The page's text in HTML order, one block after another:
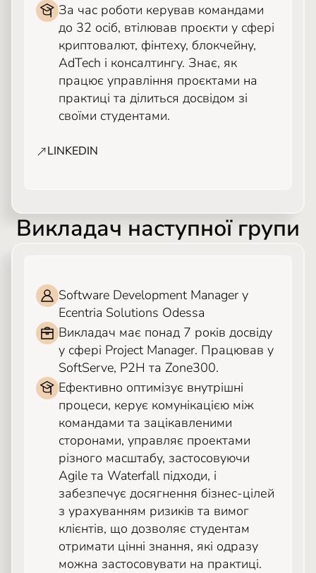
За час роботи керував командами
до 32 осіб, втілював проєкти у сфері
криптовалют, фінтеху, блокчейну,
AdTech і консалтингу. Знає, як
працює управління проєктами на
практиці та ділиться досвідом зі
своїми студентами.
LINKEDIN
Викладач наступної групи
Software Development Manager у
Ecentria Solutions Odessa
Викладач має понад 7 років досвіду
у сфері Project Manager. Працював у
SoftServe, P2H та Zone300.
Ефективно оптимізує внутрішні
процеси, керує комунікацією між
командами та зацікавленими
сторонами, управляє проектами
різного масштабу, застосовуючи
Agile та Waterfall підходи, і
забезпечує досягнення бізнес-цілей
з урахуванням ризиків та вимог
клієнтів, що дозволяє студентам
отримати цінні знання, які одразу
можна застосовувати на практиці.